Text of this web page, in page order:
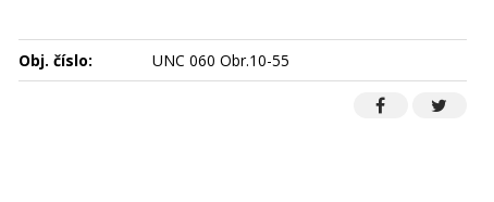
Obj. číslo: UNC 060 Obr.10-55